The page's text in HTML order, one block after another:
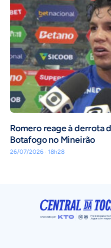
Romero reage à derrota
Botafogo no Mineirão
26/07/2026 · 18h28